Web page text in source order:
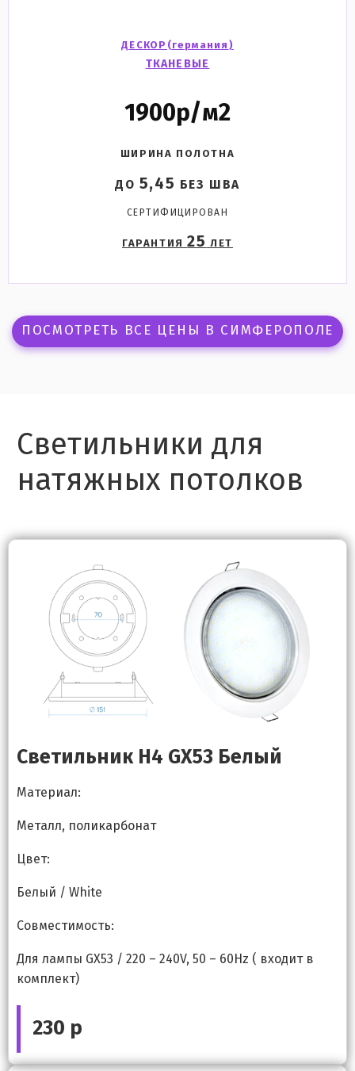
ДЕСКОР( германия )
ТКАНЕВЫЕ
1900р/м2
ШИРИНА ПОЛОТНА
ДО 5,45 БЕЗ ШВА
СЕРТИФИЦИРОВАН
ГАРАНТИЯ25 ЛЕТ
ПОСМОТРЕТЬ ВСЕ ЦЕНЫ В СИМФЕРОПОЛЕ
Светильники для
натяжных потолков
Светильник H4 GX53 Белый
Материал:
Металл, поликарбонат
Цвет:
Белый / White
Совместимость:
Для лампы GX53 / 220 – 240V, 50 – 60Hz ( входит в
комплект)
230 р